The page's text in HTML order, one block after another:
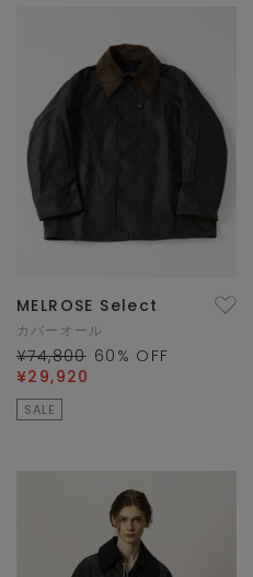
MELROSE Select
カバーオール
¥74,800 60 % OFF
¥29,920
SALE